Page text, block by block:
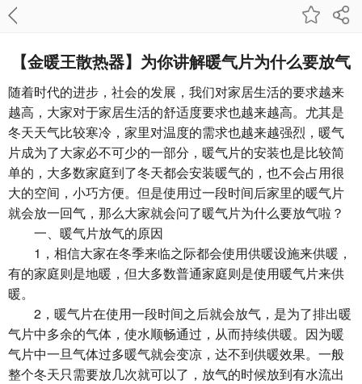
【金暖王散热器】为你讲解暖气片为什么要放气
随着时代的进步，社会的发展，我们对家居生活的要求越来
越高，大家对于家居生活的舒适度要求也越来越高。尤其是
冬天天气比较寒冷，家里对温度的需求也越来越强烈，暖气
片成为了大家必不可少的一部分，暖气片的安装也是比较简
单的，大多数家庭到了冬天都会安装暖气的，也不会占用很
大的空间，小巧方便。但是使用过一段时间后家里的暖气片
就会放一回气，那么大家就会问了暖气片为什么要放气啦？
一、暖气片放气的原因
1，相信大家在冬季来临之际都会使用供暖设施来供暖，
有的家庭则是地暖，但大多数普通家庭则是使用暖气片来供
暖。
2，暖气片在使用一段时间之后就会放气，是为了排出暖
气片中多余的气体，使水顺畅通过，从而持续供暖。因为暖
气片中一旦气体过多暖气就会变凉，达不到供暖效果。一般
整个冬天只需要放几次就可以了，放气的时候放到有水流出